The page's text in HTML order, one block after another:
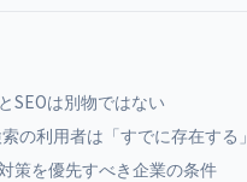
SEOは別物ではない
の利用者は「すでに存在する」
策を優先すべき企業の条件